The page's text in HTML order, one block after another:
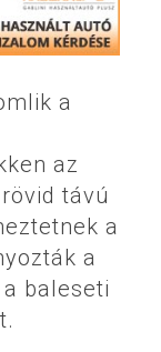
a
az
távú
a
a
baleseti